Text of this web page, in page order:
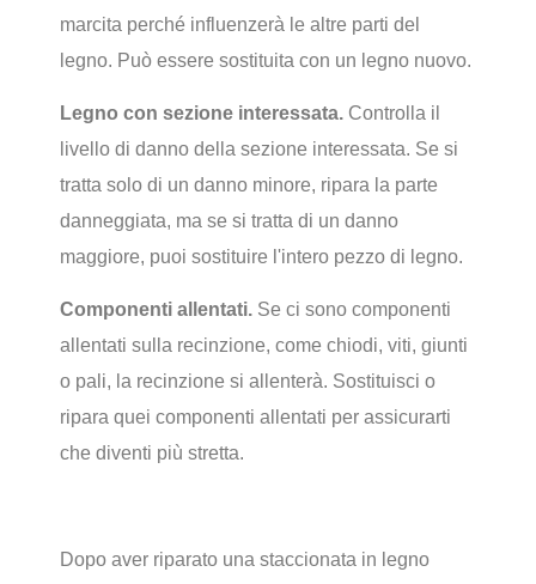
marcita perché influenzerà le altre parti del
legno. Può essere sostituita con un legno nuovo.
Legno con sezione interessata. Controlla il
livello di danno della sezione interessata. Se si
tratta solo di un danno minore, ripara la parte
danneggiata, ma se si tratta di un danno
maggiore, puoi sostituire l'intero pezzo di legno.
Componenti allentati. Se ci sono componenti
allentati sulla recinzione, come chiodi, viti, giunti
o pali, la recinzione si allenterà. Sostituisci o
ripara quei componenti allentati per assicurarti
che diventi più stretta.
Dopo aver riparato una staccionata in legno